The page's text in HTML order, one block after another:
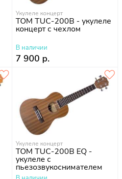
Укулеле концерт
TOM TUC-200B - укулеле
концерт с чехлом
В наличии
7 900 р.
Укулеле концерт
TOM TUC-200B EQ -
укулеле с
пьезозвукоснимателем
концерт + чехол